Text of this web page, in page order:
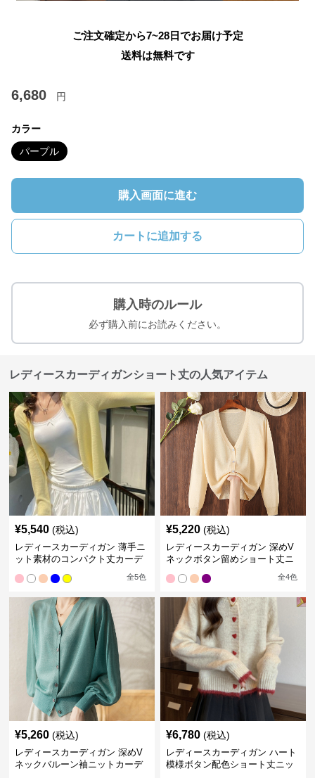
ご注文確定から7~28日でお届け予定
送料は無料です
6,680 円
カラー
パープル
購入画面に進む
カートに追加する
購入時のルール
必ず購入前にお読みください。
レディースカーディガンショート丈の人気アイテム
¥5,540 (税込)
レディースカーディガン 薄手ニ
ット素材のコンパクト丈カーデ
全5色
¥5,220 (税込)
レディースカーディガン 深めV
ネックボタン留めショート丈ニ
全4色
¥5,260 (税込)
レディースカーディガン 深めV
ネックバルーン袖ニットカーデ
¥6,780 (税込)
レディースカーディガン ハート
模様ボタン配色ショート丈ニッ